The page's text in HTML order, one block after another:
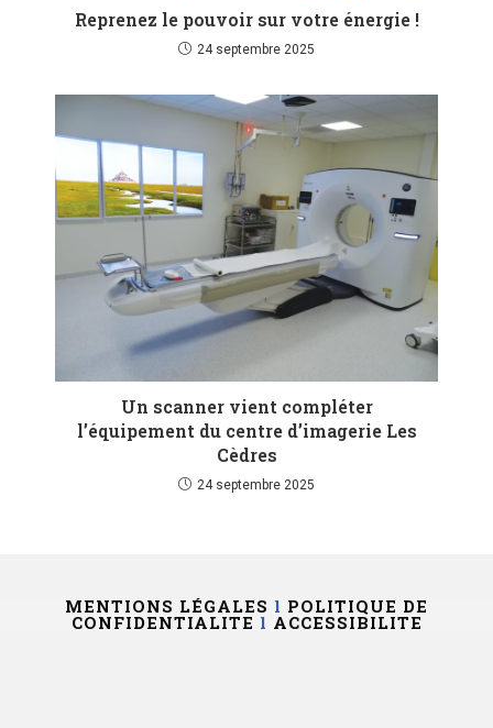
Reprenez le pouvoir sur votre énergie !
24 septembre 2025
Un scanner vient compléter
l’équipement du centre d’imagerie Les
Cèdres
24 septembre 2025
MENTIONS LÉGALES l POLITIQUE DE
CONFIDENTIALITE l ACCESSIBILITE